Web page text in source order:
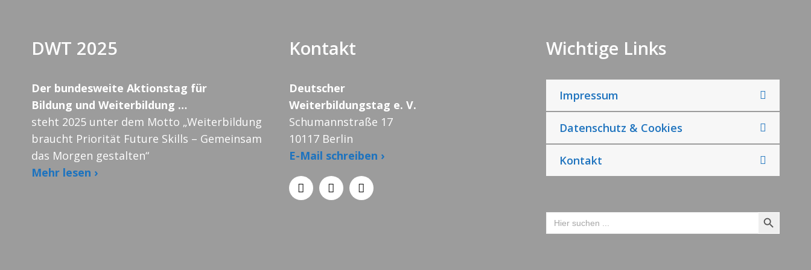
DWT 2025
Der bundesweite Aktionstag für
Bildung und Weiterbildung …
steht 2025 unter dem Motto „Weiterbildung
braucht Priorität Future Skills – Gemeinsam
das Morgen gestalten“
Mehr lesen ›
Kontakt
Deutscher
Weiterbildungstag e. V.
Schumannstraße 17
10117 Berlin
E-Mail schreiben ›
Wichtige Links
Impressum
Datenschutz & Cookies
Kontakt
Search
for:
Search Button